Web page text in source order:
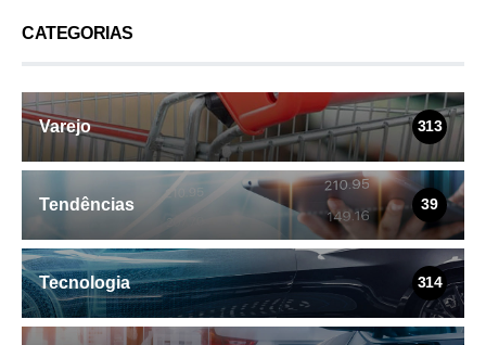
CATEGORIAS
Varejo 313
Tendências 39
Tecnologia 314